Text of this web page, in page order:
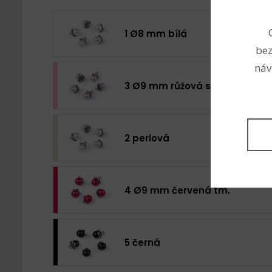
1 Ø8 mm bílá
3 Ø9 mm růžová sv.
2 perlová
4 Ø9 mm červená tm.
5 černá